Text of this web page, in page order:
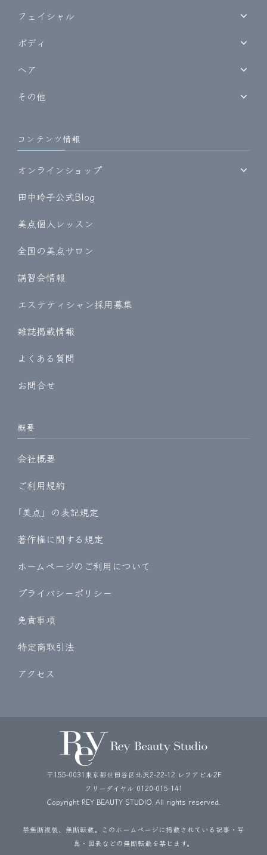
フェイシャル
ボディ
ヘア
その他
コンテンツ情報
オンラインショップ
田中玲子公式Blog
美点個人レッスン
全国の美点サロン
講習会情報
エステティシャン採用募集
雑誌掲載情報
よくある質問
お問合せ
概要
会社概要
ご利用規約
｢美点」の表記規定
著作権に関する規定
ホームページのご利用について
プライバシーポリシー
免責事項
特定商取引法
アクセス
〒155-0031東京都世田谷区北沢2-22-12 レフアビル2F
フリーダイヤル 0120-015-141
Copyright REY BEAUTY STUDIO. All rights reserved.
禁無断複製、無断転載。このホームページに掲載されている記事・写
真・図表などの無断転載を禁じます。